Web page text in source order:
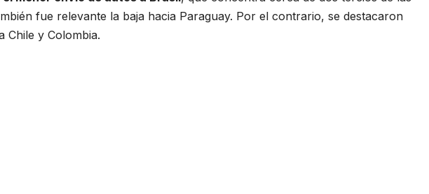
fue relevante la baja hacia Paraguay. Por el contrario, se destacaron
Chile y Colombia.